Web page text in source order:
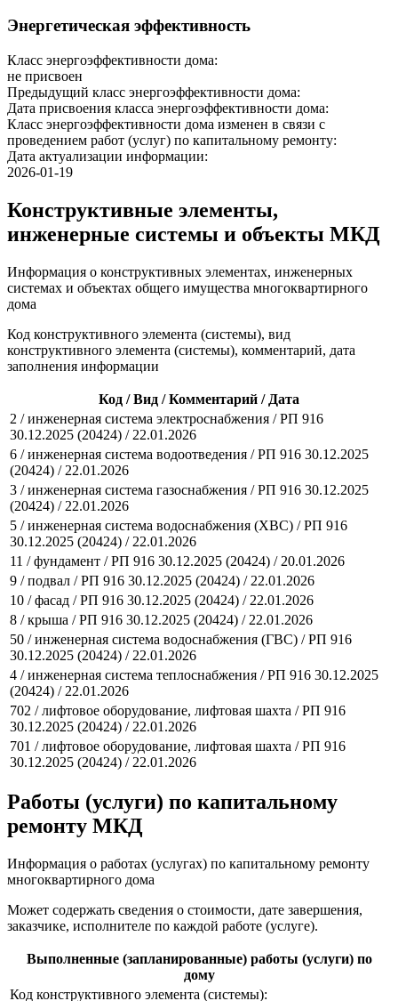
Энергетическая эффективность
Класс энергоэффективности дома:
не присвоен
Предыдущий класс энергоэффективности дома:
Дата присвоения класса энергоэффективности дома:
Класс энергоэффективности дома изменен в связи с
проведением работ (услуг) по капитальному ремонту:
Дата актуализации информации:
2026-01-19
Конструктивные элементы,
инженерные системы и объекты МКД
Информация о конструктивных элементах, инженерных
системах и объектах общего имущества многоквартирного
дома
Код конструктивного элемента (системы), вид
конструктивного элемента (системы), комментарий, дата
заполнения информации
Код / Вид / Комментарий / Дата
2 / инженерная система электроснабжения / РП 916
30.12.2025 (20424) / 22.01.2026
6 / инженерная система водоотведения / РП 916 30.12.2025
(20424) / 22.01.2026
3 / инженерная система газоснабжения / РП 916 30.12.2025
(20424) / 22.01.2026
5 / инженерная система водоснабжения (ХВС) / РП 916
30.12.2025 (20424) / 22.01.2026
11 / фундамент / РП 916 30.12.2025 (20424) / 20.01.2026
9 / подвал / РП 916 30.12.2025 (20424) / 22.01.2026
10 / фасад / РП 916 30.12.2025 (20424) / 22.01.2026
8 / крыша / РП 916 30.12.2025 (20424) / 22.01.2026
50 / инженерная система водоснабжения (ГВС) / РП 916
30.12.2025 (20424) / 22.01.2026
4 / инженерная система теплоснабжения / РП 916 30.12.2025
(20424) / 22.01.2026
702 / лифтовое оборудование, лифтовая шахта / РП 916
30.12.2025 (20424) / 22.01.2026
701 / лифтовое оборудование, лифтовая шахта / РП 916
30.12.2025 (20424) / 22.01.2026
Работы (услуги) по капитальному
ремонту МКД
Информация о работах (услугах) по капитальному ремонту
многоквартирного дома
Может содержать сведения о стоимости, дате завершения,
заказчике, исполнителе по каждой работе (услуге).
Выполненные (запланированные) работы (услуги) по
дому
Код конструктивного элемента (системы):